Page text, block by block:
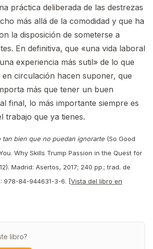
práctica deliberada de las destrezas
más allá de la comodidad y que ha
la disposición de someterse a
En definitiva, que «una vida laboral
experiencia más sutil» de lo que
en circulación hacen suponer, que
más que tener un buen
final, lo más importante siempre es
trabajo que ya tienes.
tan bien que no puedan ignorarte (So Good
Why Skills Trump Passion in the Quest for
Madrid: Asertos, 2017; 240 pp.; trad. de
978-84-944631-3-6. [Vista del libro en
libro?